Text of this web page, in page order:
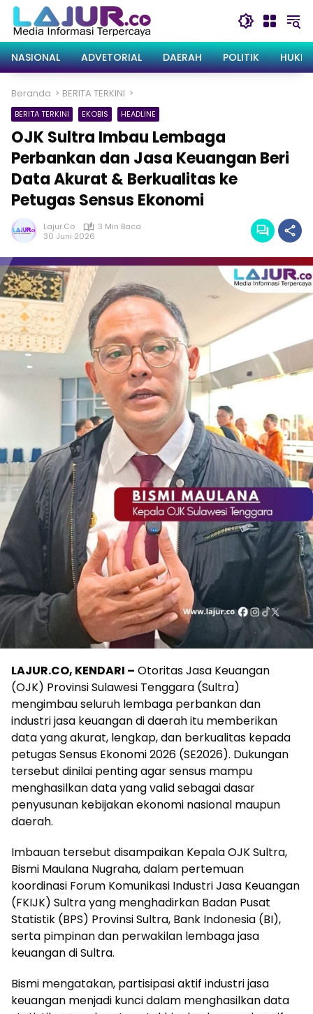
Langsung
konten
NASIONAL
ADVETORIAL DAERAH POLITIK
Beranda BERITA TERKINI
BERITA TERKINI EKOBIS HEADLINE
OJK Sultra Imbau Lembaga
Perbankan dan Jasa Keuangan Beri
Data Akurat & Berkualitas ke
Petugas Sensus Ekonomi
Lajur.co
3 Min Baca
30 Juni 2026
LAJUR.CO, KENDARI – Otoritas Jasa Keuangan
(OJK) Provinsi Sulawesi Tenggara (Sultra)
mengimbau seluruh lembaga perbankan dan
industri jasa keuangan di daerah itu memberikan
data yang akurat, lengkap, dan berkualitas kepada
petugas Sensus Ekonomi 2026 (SE2026). Dukungan
tersebut dinilai penting agar sensus mampu
menghasilkan data yang valid sebagai dasar
penyusunan kebijakan ekonomi nasional maupun
daerah.
Imbauan tersebut disampaikan Kepala OJK Sultra,
Bismi Maulana Nugraha, dalam pertemuan
koordinasi Forum Komunikasi Industri Jasa Keuangan
(FKIJK) Sultra yang menghadirkan Badan Pusat
Statistik (BPS) Provinsi Sultra, Bank Indonesia (BI),
serta pimpinan dan perwakilan lembaga jasa
keuangan di Sultra.
Bismi mengatakan, partisipasi aktif industri jasa
keuangan menjadi kunci dalam menghasilkan data